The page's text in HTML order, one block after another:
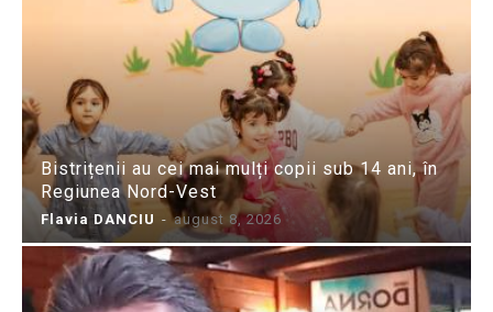
Bistrițenii au cei mai mulți copii sub 14 ani, în
Regiunea Nord-Vest
Flavia DANCIU - august 8, 2026